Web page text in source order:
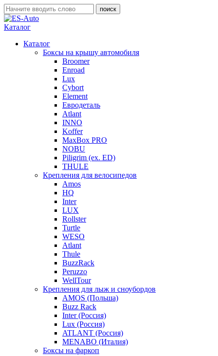
Каталог
Каталог
Боксы на крышу автомобиля
Broomer
Enroad
Lux
Cybort
Element
Евродеталь
Atlant
INNO
Koffer
MaxBox PRO
NOBU
Piligrim (ex. ED)
THULE
Крепления для велосипедов
Amos
HQ
Inter
LUX
Rollster
Turtle
WESO
Atlant
Thule
BuzzRack
Peruzzo
WellTour
Крепления для лыж и сноубордов
AMOS (Польша)
Buzz Rack
Inter (Россия)
Lux (Россия)
ATLANT (Россия)
MENABO (Италия)
Боксы на фаркоп